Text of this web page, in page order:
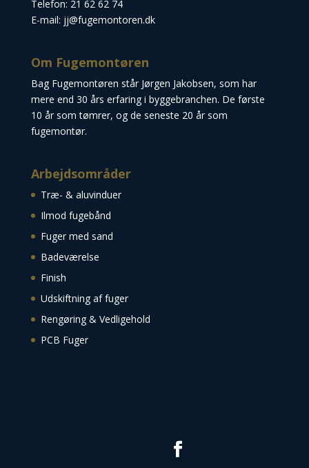
Telefon: 21 62 62 74
E-mail: jj@fugemontoren.dk
Om Fugemontøren
Bag Fugemontøren står Jørgen Jakobsen, som har
mere end 30 års erfaring i byggebranchen. De første
10 år som tømrer, og de seneste 20 år som
fugemontør.
Arbejdsområder
Træ- & aluvinduer
Ilmod fugebånd
Fuger med sand
Badeværelse
Finish
Udskiftning af fuger
Rengøring & Vedligehold
PCB Fuger